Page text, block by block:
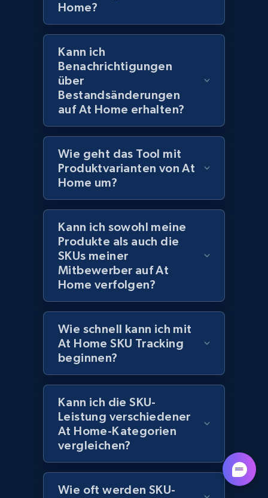
991+ 162+
Lowes.com - Gather data on products using
specified keywords
URL, Domain, Marketplace pn, Sku, Other pn,
Model number, Gtin ean pn, Product name, and
more.
991+ 162+ Jetzt anfangen
URL, Domain, Marketplace pn, Sku, Other pn,
Model number, Gtin ean pn, Product name, and
Lazada - Products
URL, Title, Rating, Reviews, Initial price, Final
price, Currency, Stock, and more.
988+ 160+ Jetzt anfangen
Lazada - Products - Discover products by
keyword
Home?
Kann ich
Benachrichtigungen
über
Bestandsänderungen
auf At Home erhalten?
Wie geht das Tool mit
Produktvarianten von At
Home um?
Kann ich sowohl meine
Produkte als auch die
SKUs meiner
Mitbewerber auf At
Home verfolgen?
Wie schnell kann ich mit
At Home SKU Tracking
beginnen?
Kann ich die SKU-
Leistung verschiedener
At Home-Kategorien
vergleichen?
Wie oft werden SKU-